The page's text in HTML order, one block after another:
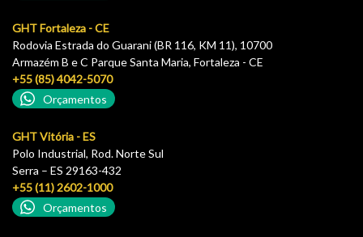
GHT Fortaleza - CE
Rodovia Estrada do Guarani (BR 116, KM 11), 10700
Armazém B e C Parque Santa Maria, Fortaleza - CE
+55 (85) 4042-5070
Orçamentos
GHT Vitória - ES
Polo Industrial, Rod. Norte Sul
Serra – ES 29163-432
+55 (11) 2602-1000
Orçamentos